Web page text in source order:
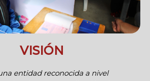
VISIÓN
entidad reconocida a nivel